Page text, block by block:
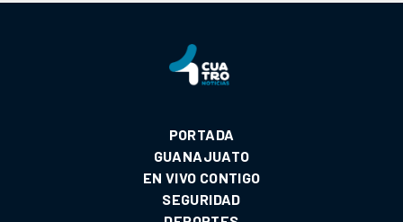
PORTADA
GUANAJUATO
EN VIVO CONTIGO
SEGURIDAD